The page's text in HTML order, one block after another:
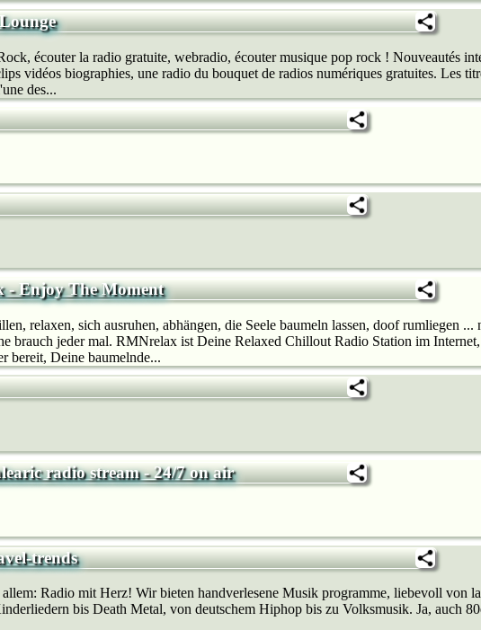
écouter la radio gratuite, webradio, écouter musique pop rock ! Nouveautés
vidéos biographies, une radio du bouquet de radios numériques gratuites. Les
des...
- Enjoy The Moment
relaxen, sich ausruhen, abhängen, die Seele baumeln lassen, doof rumliegen ...
brauch jeder mal. RMNrelax ist Deine Relaxed Chillout Radio Station im
bereit, Deine baumelnde...
radio stream - 24/7 on air
trends
Radio mit Herz! Wir bie­ten handverlesene Musik programme, liebevoll von
bis Death Metal, von deutschem Hip­hop bis zu Volksmusik. Ja, auch